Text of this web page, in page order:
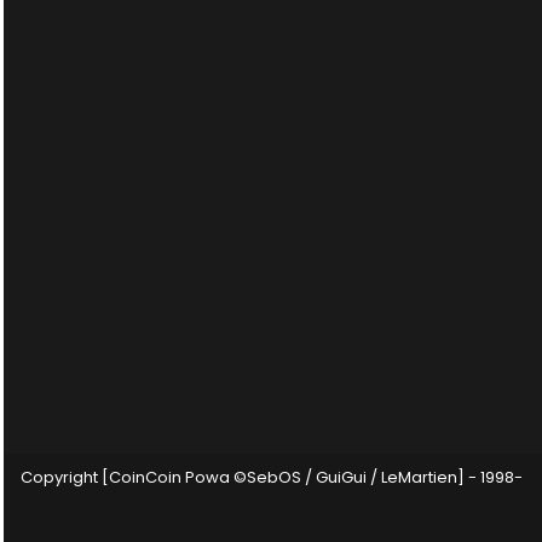
Copyright [CoinCoin Powa ©SebOS / GuiGui / LeMartien] - 1998-